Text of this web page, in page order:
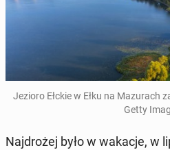
Jezioro Ełckie w Ełku na Ma­zu­rach
Getty
Naj­dro­żej było w wakacje, w